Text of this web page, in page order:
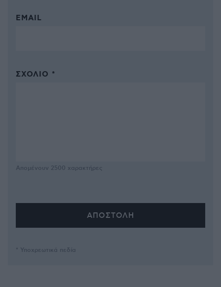
EMAIL
ΣΧΌΛΙΟ *
Απομένουν 2500 χαρακτήρες
* Υποχρεωτικά πεδία